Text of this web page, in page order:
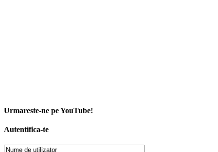
Urmareste-ne pe YouTube!
Autentifica-te